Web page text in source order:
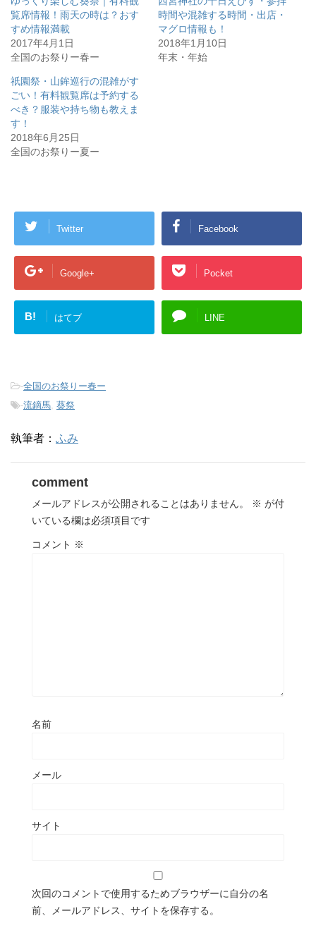
覧席情報！雨天の時は？おす
すめ情報満載
2017年4月1日
全国のお祭りー春ー
時間や混雑する時間・出店・
マグロ情報も！
2018年1月10日
年末・年始
祇園祭・山鉾巡行の混雑がす
ごい！有料観覧席は予約する
べき？服装や持ち物も教えま
す！
2018年6月25日
全国のお祭りー夏ー
Twitter Facebook
Google+ Pocket
B! はてブ LINE
-全国のお祭りー春ー
-流鏑馬, 葵祭
執筆者： ふみ
comment
メールアドレスが公開されることはありません。 ※ が付
いている欄は必須項目です
コメント ※
名前
メール
サイト
次回のコメントで使用するためブラウザーに自分の名
前、メールアドレス、サイトを保存する。